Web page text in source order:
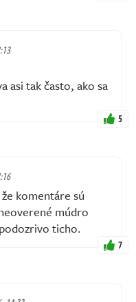
asi tak často, ako sa
5
komentáre sú
múdro
ticho.
7